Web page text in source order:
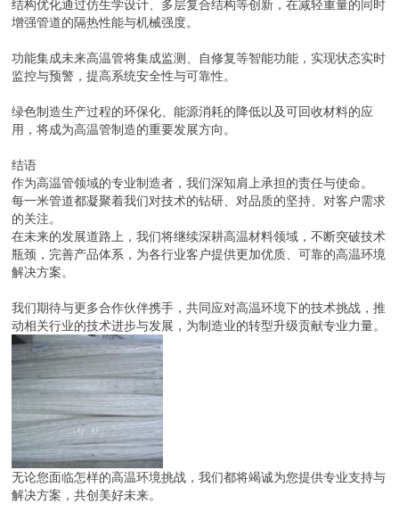
结构优化通过仿生学设计、多层复合结构等创新，在减轻重量的同时
增强管道的隔热性能与机械强度。
功能集成未来高温管将集成监测、自修复等智能功能，实现状态实时
监控与预警，提高系统安全性与可靠性。
绿色制造生产过程的环保化、能源消耗的降低以及可回收材料的应
用，将成为高温管制造的重要发展方向。
结语
作为高温管领域的专业制造者，我们深知肩上承担的责任与使命。
每一米管道都凝聚着我们对技术的钻研、对品质的坚持、对客户需求
的关注。
在未来的发展道路上，我们将继续深耕高温材料领域，不断突破技术
瓶颈，完善产品体系，为各行业客户提供更加优质、可靠的高温环境
解决方案。
我们期待与更多合作伙伴携手，共同应对高温环境下的技术挑战，推
动相关行业的技术进步与发展，为制造业的转型升级贡献专业力量。
无论您面临怎样的高温环境挑战，我们都将竭诚为您提供专业支持与
解决方案，共创美好未来。